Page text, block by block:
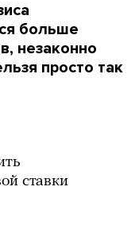
больше
незаконно
просто так
ставки